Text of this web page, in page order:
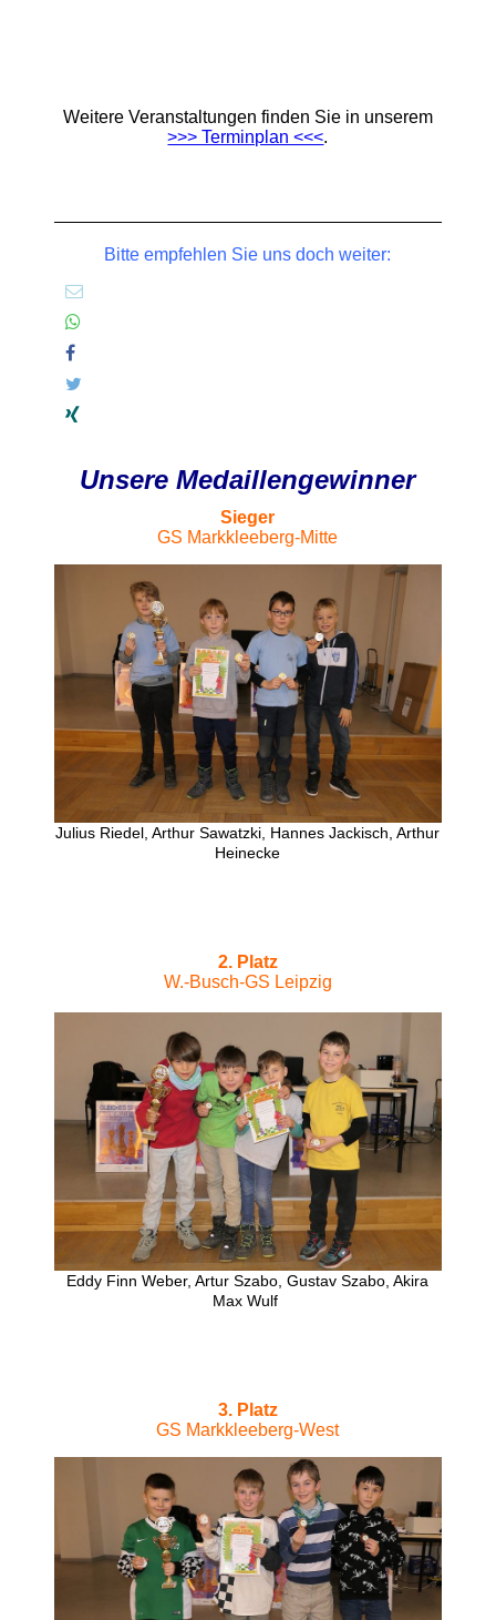
Weitere Veranstaltungen finden Sie in unserem
>>> Terminplan <<<.
Bitte empfehlen Sie uns doch weiter:
Unsere Medaillengewinner
Sieger
GS Markkleeberg-Mitte
Julius Riedel, Arthur Sawatzki, Hannes Jackisch, Arthur
Heinecke
2. Platz
W.-Busch-GS Leipzig
Eddy Finn Weber, Artur Szabo, Gustav Szabo, Akira
Max Wulf
3. Platz
GS Markkleeberg-West